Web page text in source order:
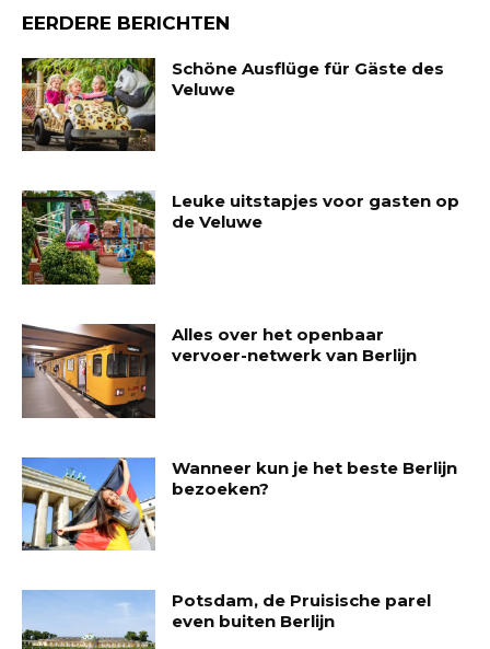
EERDERE BERICHTEN
Schöne Ausflüge für Gäste des
Veluwe
Leuke uitstapjes voor gasten op
de Veluwe
Alles over het openbaar
vervoer-netwerk van Berlijn
Wanneer kun je het beste Berlijn
bezoeken?
Potsdam, de Pruisische parel
even buiten Berlijn